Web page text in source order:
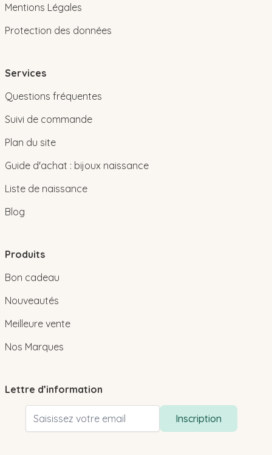
Mentions Légales
Protection des données
Services
Questions fréquentes
Suivi de commande
Plan du site
Guide d'achat : bijoux naissance
Liste de naissance
Blog
Produits
Bon cadeau
Nouveautés
Meilleure vente
Nos Marques
Lettre d’information
Adresse email
Inscription